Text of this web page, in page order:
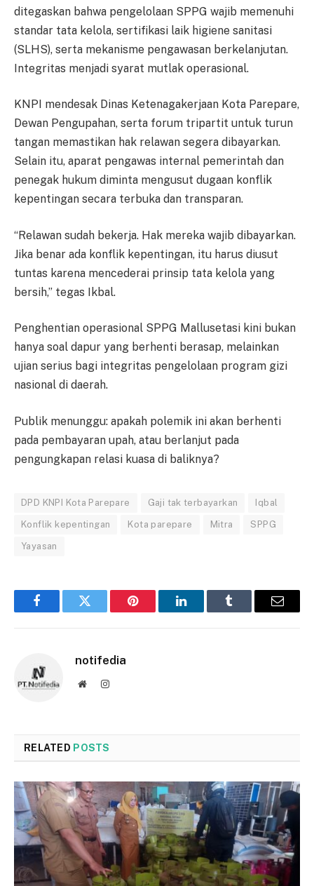
ditegaskan bahwa pengelolaan SPPG wajib memenuhi
standar tata kelola, sertifikasi laik higiene sanitasi
(SLHS), serta mekanisme pengawasan berkelanjutan.
Integritas menjadi syarat mutlak operasional.
KNPI mendesak Dinas Ketenagakerjaan Kota Parepare,
Dewan Pengupahan, serta forum tripartit untuk turun
tangan memastikan hak relawan segera dibayarkan.
Selain itu, aparat pengawas internal pemerintah dan
penegak hukum diminta mengusut dugaan konflik
kepentingan secara terbuka dan transparan.
“Relawan sudah bekerja. Hak mereka wajib dibayarkan.
Jika benar ada konflik kepentingan, itu harus diusut
tuntas karena mencederai prinsip tata kelola yang
bersih,” tegas Ikbal.
Penghentian operasional SPPG Mallusetasi kini bukan
hanya soal dapur yang berhenti berasap, melainkan
ujian serius bagi integritas pengelolaan program gizi
nasional di daerah.
Publik menunggu: apakah polemik ini akan berhenti
pada pembayaran upah, atau berlanjut pada
pengungkapan relasi kuasa di baliknya?
DPD KNPI Kota Parepare Gaji tak terbayarkan Iqbal
Konflik kepentingan Kota parepare Mitra SPPG
Yayasan
FacebookTwitter Pinterest LinkedInTumblr Email
notifedia
WebsiteInstagram
RELATED POSTS